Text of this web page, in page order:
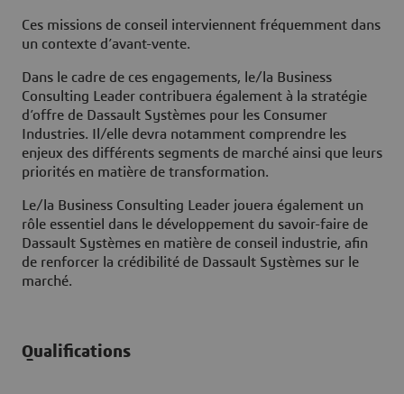
Ces missions de conseil interviennent fréquemment dans
un contexte d’avant-vente.
Dans le cadre de ces engagements, le/la Business
Consulting Leader contribuera également à la stratégie
d’offre de Dassault Systèmes pour les Consumer
Industries. Il/elle devra notamment comprendre les
enjeux des différents segments de marché ainsi que leurs
priorités en matière de transformation.
Le/la Business Consulting Leader jouera également un
rôle essentiel dans le développement du savoir-faire de
Dassault Systèmes en matière de conseil industrie, afin
de renforcer la crédibilité de Dassault Systèmes sur le
marché.
Qualifications